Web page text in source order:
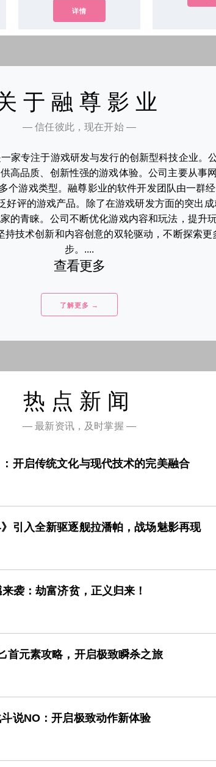
详情
于融尊影业
— 信任彼此，现在开始 —
家专注于游戏研发与发行的创新型科技企业。
高品质、创新性强的游戏体验。公司主要从事
个游戏类型。融尊影业的软件开发团队由一群
好评的游戏产品。除了在游戏研发方面的突出
的青睐。公司不断优化游戏内容和玩法，提升
技术创新和内容创意的双轮驱动，不断探索
步。....
查看更多
了解更多 →
热点新闻
— 最新资讯，及时掌握 —
开启传统文化与现代技术的完美融合
引入全新驱逐舰拉潘帕，战场魅影再现
袭：劫富济贫，正义归来！
首元素攻略，开启极致瞬杀之旅
说NO：开启极致动作新体验